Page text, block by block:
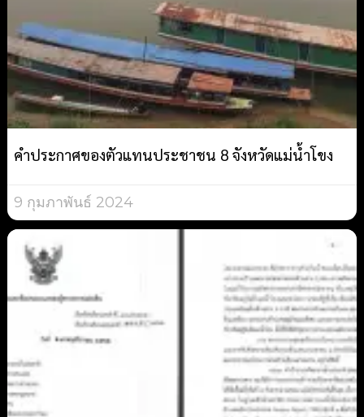
คำประกาศของตัวแทนประชาชน 8 จังหวัดแม่น้ำโขง
9 กุมภาพันธ์ 2024